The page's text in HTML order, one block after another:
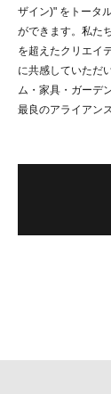
ザイン)" をトータ
ができます。私た
を超えたクリエイ
に共感していただ
ム・家具・ガーデ
最良のアライアン